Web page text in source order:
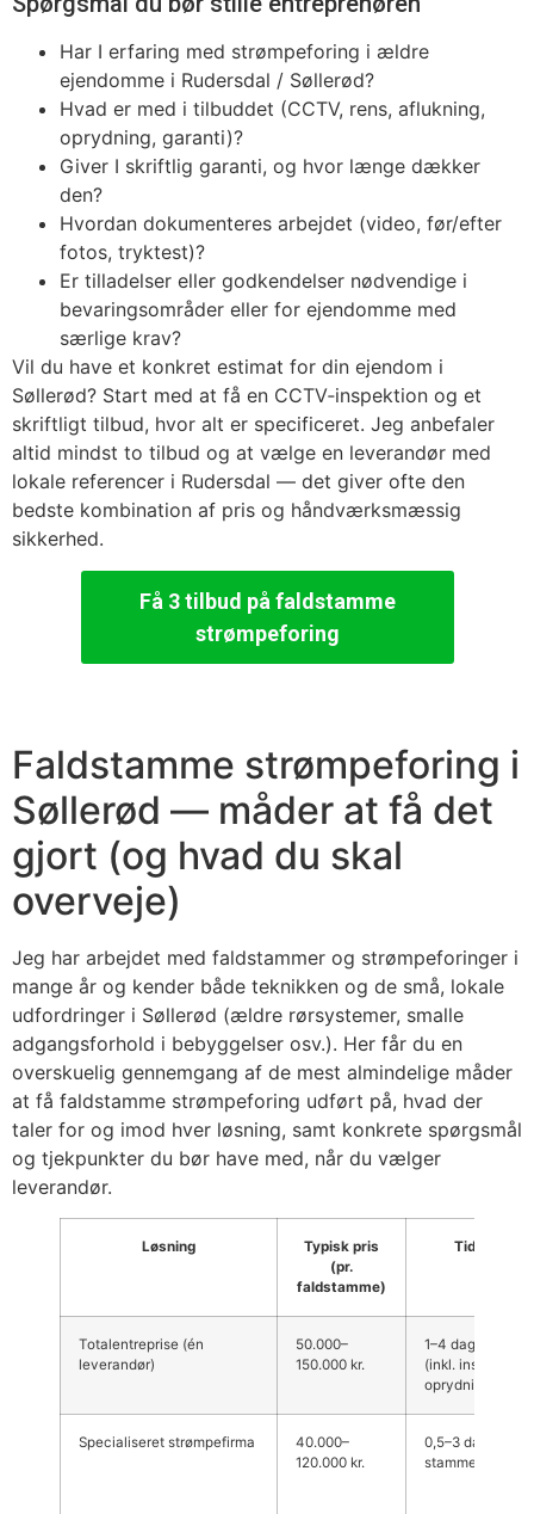
Har I erfaring med strømpeforing i ældre
ejendomme i Rudersdal / Søllerød?
Hvad er med i tilbuddet (CCTV, rens, aflukning,
oprydning, garanti)?
Giver I skriftlig garanti, og hvor længe dækker
den?
Hvordan dokumenteres arbejdet (video, før/efter
fotos, tryktest)?
Er tilladelser eller godkendelser nødvendige i
bevaringsområder eller for ejendomme med
særlige krav?
Vil du have et konkret estimat for din ejendom i
Søllerød? Start med at få en CCTV‑inspektion og et
skriftligt tilbud, hvor alt er specificeret. Jeg anbefaler
altid mindst to tilbud og at vælge en leverandør med
lokale referencer i Rudersdal — det giver ofte den
bedste kombination af pris og håndværksmæssig
sikkerhed.
Få 3 tilbud på faldstamme
strømpeforing
Faldstamme strømpeforing i
Søllerød — måder at få det
gjort (og hvad du skal
overveje)
Jeg har arbejdet med faldstammer og strømpeforinger i
mange år og kender både teknikken og de små, lokale
udfordringer i Søllerød (ældre rørsystemer, smalle
adgangsforhold i bebyggelser osv.). Her får du en
overskuelig gennemgang af de mest almindelige måder
at få faldstamme strømpeforing udført på, hvad der
taler for og imod hver løsning, samt konkrete spørgsmål
og tjekpunkter du bør have med, når du vælger
leverandør.
Løsning
Typisk pris
(pr.
faldstamme)
Tidsforbrug
Totalentreprise (én
leverandør)
50.000–
150.000 kr.
1–4 dage pr.
(inkl. inspektion
oprydning)
Specialiseret strømpefirma
40.000–
120.000 kr.
0,5–3 dage pr.
stamme